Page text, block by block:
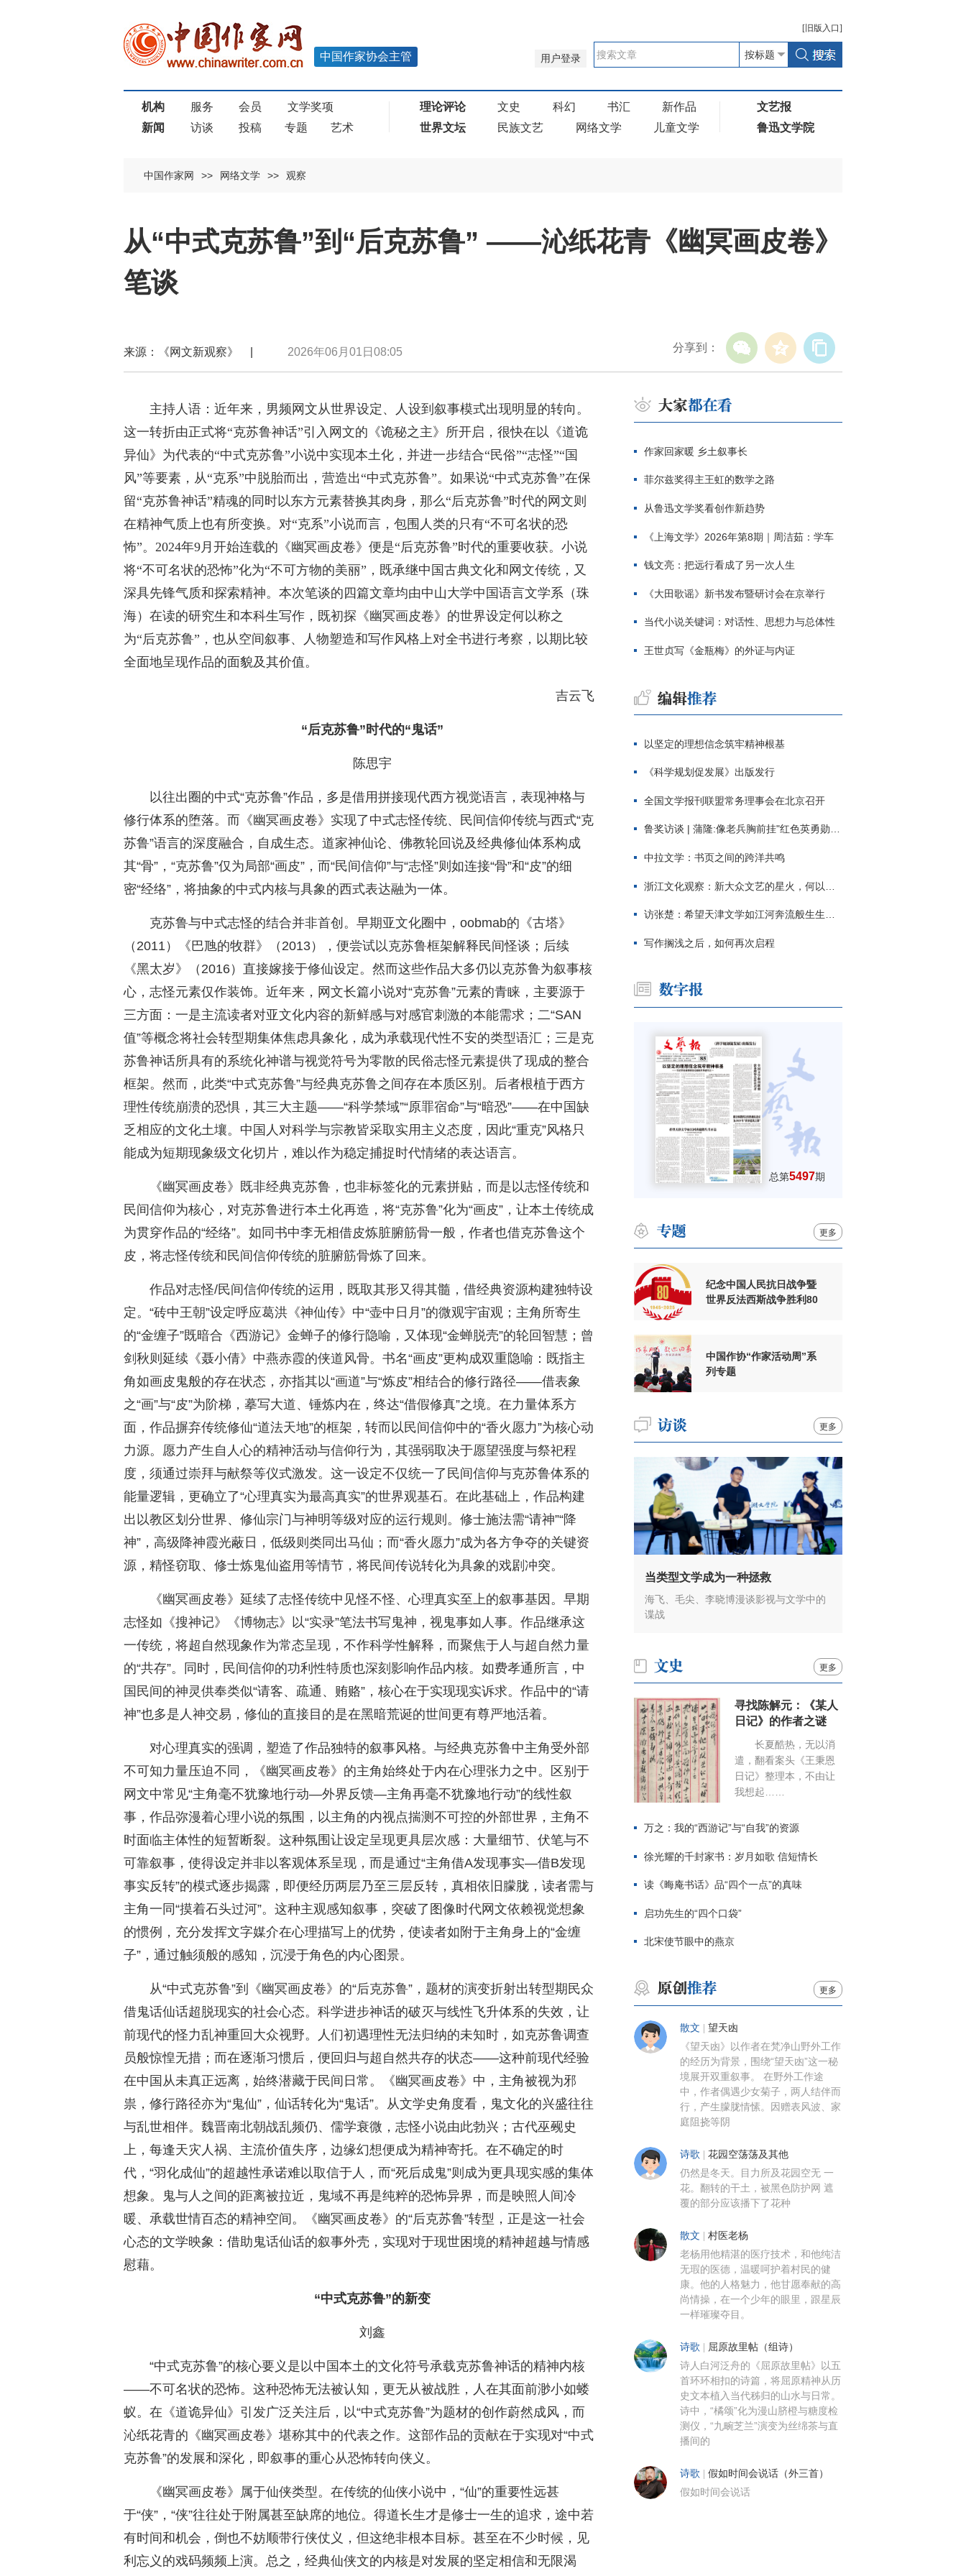
[ 旧版 入口]
用户登录
中国作家协会主管
机构 服务 会员
文学奖项
新闻
访谈 投稿 专题 艺术
理论评论 文史 科幻 书汇
新作品
世界文坛
民族文艺 网络文学 儿童文学
文艺报
鲁迅文学院
中国作家网 >> 网络文学 >> 观察
从“中式克苏鲁”到“后克苏鲁” ——沁纸花青《幽冥画皮卷》
笔谈
分享到：
来源：《网文新观察》 | 2026年06月01日08:05
主持人语：近年来，男频网文从世界设定、人设到叙事模式出现明显的转向。
这一转折由正式将“克苏鲁神话”引入网文的《诡秘之主》所开启，很快在以《道诡
异仙》为代表的“中式克苏鲁”小说中实现本土化，并进一步结合“民俗”“志怪”“国
风”等要素，从“克系”中脱胎而出，营造出“中式克苏鲁”。如果说“中式克苏鲁”在保
留“克苏鲁神话”精魂的同时以东方元素替换其肉身，那么“后克苏鲁”时代的网文则
在精神气质上也有所变换。对“克系”小说而言，包围人类的只有“不可名状的恐
怖”。2024年9月开始连载的《幽冥画皮卷》便是“后克苏鲁”时代的重要收获。小说
将“不可名状的恐怖”化为“不可方物的美丽”，既承继中国古典文化和网文传统，又
深具先锋气质和探索精神。本次笔谈的四篇文章均由中山大学中国语言文学系（珠
海）在读的研究生和本科生写作，既初探《幽冥画皮卷》的世界设定何以称之
为“后克苏鲁”，也从空间叙事、人物塑造和写作风格上对全书进行考察，以期比较
全面地呈现作品的面貌及其价值。
吉云飞
“后克苏鲁”时代的“鬼话”
陈思宇
以往出圈的中式“克苏鲁”作品，多是借用拼接现代西方视觉语言，表现神格与
修行体系的堕落。而《幽冥画皮卷》实现了中式志怪传统、民间信仰传统与西式“克
苏鲁”语言的深度融合，自成生态。道家神仙论、佛教轮回说及经典修仙体系构成
其“骨”，“克苏鲁”仅为局部“画皮”，而“民间信仰”与“志怪”则如连接“骨”和“皮”的细
密“经络”，将抽象的中式内核与具象的西式表达融为一体。
克苏鲁与中式志怪的结合并非首创。早期亚文化圈中，oobmab的《古塔》
（2011）《巴虺的牧群》（2013），便尝试以克苏鲁框架解释民间怪谈；后续
《黑太岁》（2016）直接嫁接于修仙设定。然而这些作品大多仍以克苏鲁为叙事核
心，志怪元素仅作装饰。近年来，网文长篇小说对“克苏鲁”元素的青睐，主要源于
三方面：一是主流读者对亚文化内容的新鲜感与对感官刺激的本能需求；二“SAN
值”等概念将社会转型期集体焦虑具象化，成为承载现代性不安的类型语汇；三是克
苏鲁神话所具有的系统化神谱与视觉符号为零散的民俗志怪元素提供了现成的整合
框架。然而，此类“中式克苏鲁”与经典克苏鲁之间存在本质区别。后者根植于西方
理性传统崩溃的恐惧，其三大主题——“科学禁域”“原罪宿命”与“暗恐”——在中国缺
乏相应的文化土壤。中国人对科学与宗教皆采取实用主义态度，因此“重克”风格只
能成为短期现象级文化切片，难以作为稳定捕捉时代情绪的表达语言。
《幽冥画皮卷》既非经典克苏鲁，也非标签化的元素拼贴，而是以志怪传统和
民间信仰为核心，对克苏鲁进行本土化再造，将“克苏鲁”化为“画皮”，让本土传统成
为贯穿作品的“经络”。如同书中李无相借皮炼脏腑筋骨一般，作者也借克苏鲁这个
皮，将志怪传统和民间信仰传统的脏腑筋骨炼了回来。
作品对志怪/民间信仰传统的运用，既取其形又得其髓，借经典资源构建独特设
定。“砖中王朝”设定呼应葛洪《神仙传》中“壶中日月”的微观宇宙观；主角所寄生
的“金缠子”既暗合《西游记》金蝉子的修行隐喻，又体现“金蝉脱壳”的轮回智慧；曾
剑秋则延续《聂小倩》中燕赤霞的侠道风骨。书名“画皮”更构成双重隐喻：既指主
角如画皮鬼般的存在状态，亦指其以“画道”与“炼皮”相结合的修行路径——借表象
之“画”与“皮”为阶梯，摹写大道、锤炼内在，终达“借假修真”之境。在力量体系方
面，作品摒弃传统修仙“道法天地”的框架，转而以民间信仰中的“香火愿力”为核心动
力源。愿力产生自人心的精神活动与信仰行为，其强弱取决于愿望强度与祭祀程
度，须通过崇拜与献祭等仪式激发。这一设定不仅统一了民间信仰与克苏鲁体系的
能量逻辑，更确立了“心理真实为最高真实”的世界观基石。在此基础上，作品构建
出以教区划分世界、修仙宗门与神明等级对应的运行规则。修士施法需“请神”“降
神”，高级降神霞光蔽日，低级则类同出马仙；而“香火愿力”成为各方争夺的关键资
源，精怪窃取、修士炼鬼仙盗用等情节，将民间传说转化为具象的戏剧冲突。
《幽冥画皮卷》延续了志怪传统中见怪不怪、心理真实至上的叙事基因。早期
志怪如《搜神记》《博物志》以“实录”笔法书写鬼神，视鬼事如人事。作品继承这
一传统，将超自然现象作为常态呈现，不作科学性解释，而聚焦于人与超自然力量
的“共存”。同时，民间信仰的功利性特质也深刻影响作品内核。如费孝通所言，中
国民间的神灵供奉类似“请客、疏通、贿赂”，核心在于实现现实诉求。作品中的“请
神”也多是人神交易，修仙的直接目的是在黑暗荒诞的世间更有尊严地活着。
对心理真实的强调，塑造了作品独特的叙事风格。与经典克苏鲁中主角受外部
不可知力量压迫不同，《幽冥画皮卷》的主角始终处于内在心理张力之中。区别于
网文中常见“主角毫不犹豫地行动—外界反馈—主角再毫不犹豫地行动”的线性叙
事，作品弥漫着心理小说的氛围，以主角的内视点揣测不可控的外部世界，主角不
时面临主体性的短暂断裂。这种氛围让设定呈现更具层次感：大量细节、伏笔与不
可靠叙事，使得设定并非以客观体系呈现，而是通过“主角借A发现事实—借B发现
事实反转”的模式逐步揭露，即便经历两层乃至三层反转，真相依旧朦胧，读者需与
主角一同“摸着石头过河”。这种主观感知叙事，突破了图像时代网文依赖视觉想象
的惯例，充分发挥文字媒介在心理描写上的优势，使读者如附于主角身上的“金缠
子”，通过触须般的感知，沉浸于角色的内心图景。
从“中式克苏鲁”到《幽冥画皮卷》的“后克苏鲁”，题材的演变折射出转型期民众
借鬼话仙话超脱现实的社会心态。科学进步神话的破灭与线性飞升体系的失效，让
前现代的怪力乱神重回大众视野。人们初遇理性无法归纳的未知时，如克苏鲁调查
员般惊惶无措；而在逐渐习惯后，便回归与超自然共存的状态——这种前现代经验
在中国从未真正远离，始终潜藏于民间日常。《幽冥画皮卷》中，主角被视为邪
祟，修行路径亦为“鬼仙”，仙话转化为“鬼话”。从文学史角度看，鬼文化的兴盛往往
与乱世相伴。魏晋南北朝战乱频仍、儒学衰微，志怪小说由此勃兴；古代巫觋史
上，每逢天灾人祸、主流价值失序，边缘幻想便成为精神寄托。在不确定的时
代，“羽化成仙”的超越性承诺难以取信于人，而“死后成鬼”则成为更具现实感的集体
想象。鬼与人之间的距离被拉近，鬼域不再是纯粹的恐怖异界，而是映照人间冷
暖、承载世情百态的精神空间。《幽冥画皮卷》的“后克苏鲁”转型，正是这一社会
心态的文学映象：借助鬼话仙话的叙事外壳，实现对于现世困境的精神超越与情感
慰藉。
“中式克苏鲁”的新变
刘鑫
“中式克苏鲁”的核心要义是以中国本土的文化符号承载克苏鲁神话的精神内核
——不可名状的恐怖。这种恐怖无法被认知，更无从被战胜，人在其面前渺小如蝼
蚁。在《道诡异仙》引发广泛关注后，以“中式克苏鲁”为题材的创作蔚然成风，而
沁纸花青的《幽冥画皮卷》堪称其中的代表之作。这部作品的贡献在于实现对“中式
克苏鲁”的发展和深化，即叙事的重心从恐怖转向侠义。
《幽冥画皮卷》属于仙侠类型。在传统的仙侠小说中，“仙”的重要性远甚
于“侠”，“侠”往往处于附属甚至缺席的地位。得道长生才是修士一生的追求，途中若
有时间和机会，倒也不妨顺带行侠仗义，但这绝非根本目标。甚至在不少时候，见
利忘义的戏码频频上演。总之，经典仙侠文的内核是对发展的坚定相信和无限渴
作家回家暖 乡土叙事长
菲尔兹奖得主王虹的数学之路
从鲁迅文学奖看创作新趋势
《上海文学》2026年第8期｜周洁茹：学车
钱文亮：把远行看成了另一次人生
《大田歌谣》新书发布暨研讨会在京举行
当代小说关键词：对话性、思想力与总体性
王世贞写《金瓶梅》的外证与内证
以坚定的理想信念筑牢精神根基
《科学规划促发展》出版发行
全国文学报刊联盟常务理事会在北京召开
鲁奖访谈 | 蒲隆:像老兵胸前挂"红色英勇勋章"
中拉文学：书页之间的跨洋共鸣
浙江文化观察：新大众文艺的星火，何以燎原？
访张楚：希望天津文学如江河奔流般生生不息
写作搁浅之后，如何再次启程
总第5497期
更多
纪念中国人民抗日战争暨
世界反法西斯战争胜利80
中国作协“作家活动周”系
列专题
更多
当类型文学成为一种拯救
海飞、毛尖、李晓博漫谈影视与文学中的
谍战
更多
寻找陈解元：《某人
日记》的作者之谜
长夏酷热，无以消
遣，翻看案头《王秉恩
日记》整理本，不由让
我想起……
万之：我的“西游记”与“自我”的资源
徐光耀的千封家书：岁月如歌 信短情长
读《晦庵书话》品“四个一点”的真味
启功先生的“四个口袋”
北宋使节眼中的燕京
更多
散文 望天凼
《望天凼》以作者在梵净山野外工作
的经历为背景，围绕“望天凼”这一秘
境展开双重叙事。 在野外工作途
中，作者偶遇少女菊子，两人结伴而
行，产生朦胧情愫。因赠表风波、家
庭阻挠等阴
诗歌 花园空荡荡及其他
仍然是冬天。目力所及花园空无 一
花。翻转的干土，被黑色防护网 遮
覆的部分应该播下了花种
散文 村医老杨
老杨用他精湛的医疗技术，和他纯洁
无瑕的医德，温暖呵护着村民的健
康。他的人格魅力，他甘愿奉献的高
尚情操，在一个少年的眼里，跟星辰
一样璀璨夺目。
诗歌 屈原故里帖（组诗）
诗人白河泛舟的《屈原故里帖》以五
首环环相扣的诗篇，将屈原精神从历
史文本植入当代秭归的山水与日常。
诗中，“橘颂”化为漫山脐橙与糖度检
测仪，“九畹芝兰”演变为丝绵茶与直
播间的
诗歌 假如时间会说话（外三首）
假如时间会说话